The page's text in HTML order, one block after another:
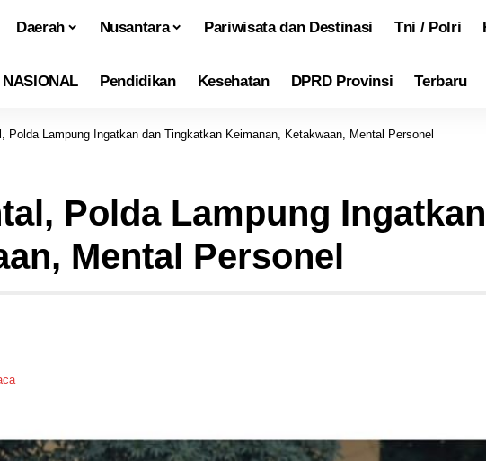
Daerah Nusantara Pariwisata dan Destinasi Tni / Polri
NASIONAL Pendidikan Kesehatan DPRD Provinsi Terbaru
Polda Lampung Ingatkan dan Tingkatkan Keimanan, Ketakwaan, Mental Personel
Polda Lampung
Mental Personel